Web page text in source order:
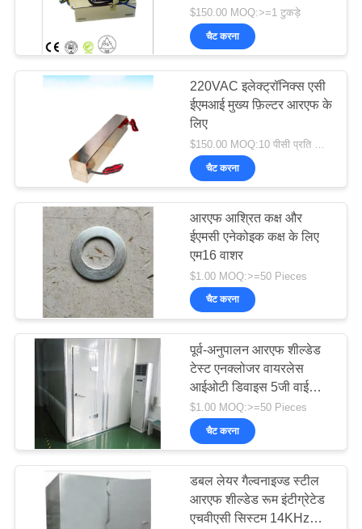
आरएफ सुरक्षा गास्केट
35
आरएफ शील्डिंग कॉपर
फ़ॉइल
हनीकॉम्ब एयर वेंट
कमरे आरएफ परिरक्षित कमरे
$150.00 MOQ:>=1 टुकड़े
चैट करना
220VAC इलेक्ट्रॉनिक्स एसी
ईएमआई मुख्य फ़िल्टर आरएफ के
लिए
चैट करना
आरएफ आश्रित कक्ष और
ईएमसी एनेकोइक कक्ष के लिए
एम16 वाशर
$1.00 MOQ:>=50 Pieces
चैट करना
पूर्व-अनुपालन आरएफ शील्डेड
टेस्ट एनक्लोजर वायरलेस
आईओटी डिवाइस 5जी वाईफाई
ब्लूटूथ कॉम्पैक्ट चैंबर
$1.00 MOQ:>=50 Pieces
चैट करना
डबल लेयर गैल्वनाइज्ड स्टील
आरएफ शील्डेड रूम इंटीग्रेटेड
एचवीएसी सिस्टम 14KHz